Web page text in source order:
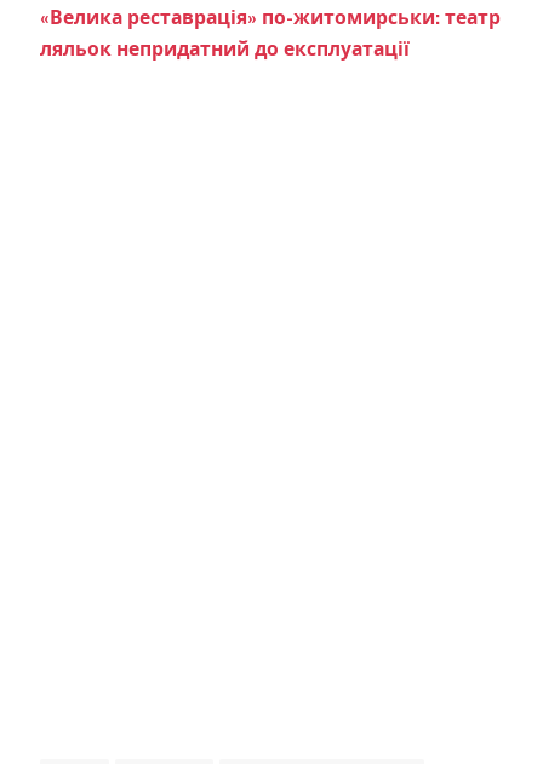
«Велика реставрація» по-житомирськи: театр
ляльок непридатний до експлуатації